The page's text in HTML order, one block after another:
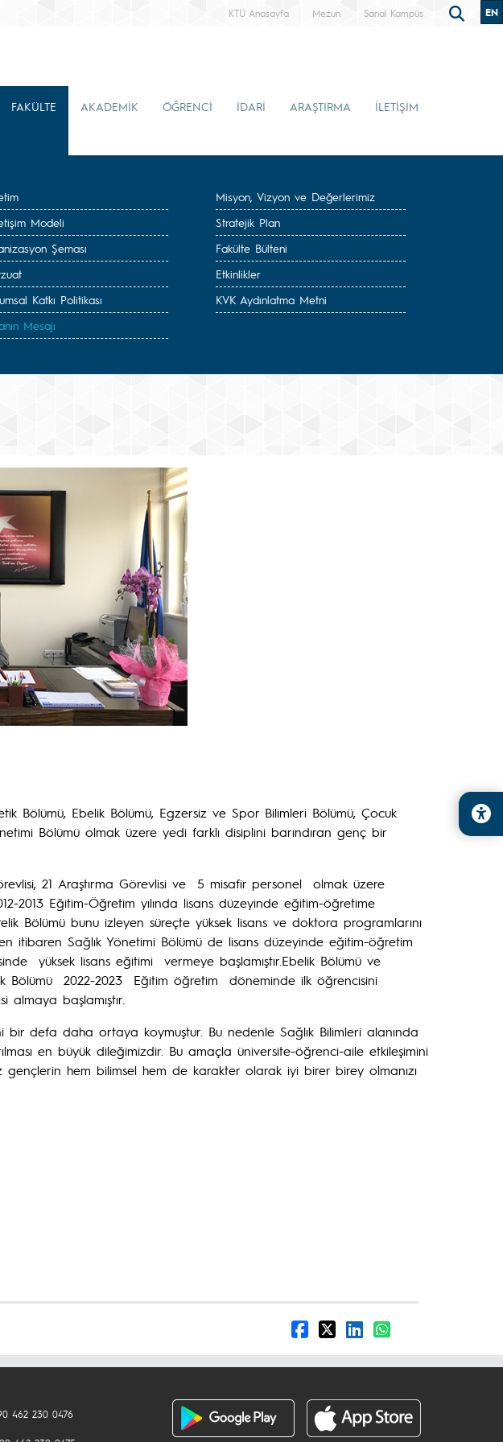
KTÜ Anasayfa Mezun Sanal Kampüs EN
FAKÜLTE AKADEMİK ÖĞRENCİ İDARİ ARAŞTIRMA İLETİŞİM
Modeli
Şeması
Katkı Politikası
Mesajı
Misyon, Vizyon ve Değerlerimiz
Stratejik Plan
Fakülte Bülteni
Etkinlikler
KVK Aydınlatma Metni
Bölümü, Ebelik Bölümü, Egzersiz ve Spor Bilimleri Bölümü, Çocuk
Bölümü olmak üzere yedi farklı disiplini barındıran genç bir
21 Araştırma Görevlisi ve 5 misafir personel olmak üzere
Eğitim-Öğretim yılında lisans düzeyinde eğitim-öğretime
Bölümü bunu izleyen süreçte yüksek lisans ve doktora programlarını
itibaren Sağlık Yönetimi Bölümü de lisans düzeyinde eğitim-öğretim
yüksek lisans eğitimi vermeye başlamıştır.Ebelik Bölümü ve
Bölümü 2022-2023 Eğitim öğretim döneminde ilk öğrencisini
başlamıştır.
defa daha ortaya koymuştur. Bu nedenle Sağlık Bilimleri alanında
en büyük dileğimizdir. Bu amaçla üniversite-öğrenci-aile etkileşimini
hem bilimsel hem de karakter olarak iyi birer birey olmanızı
462 230 0476